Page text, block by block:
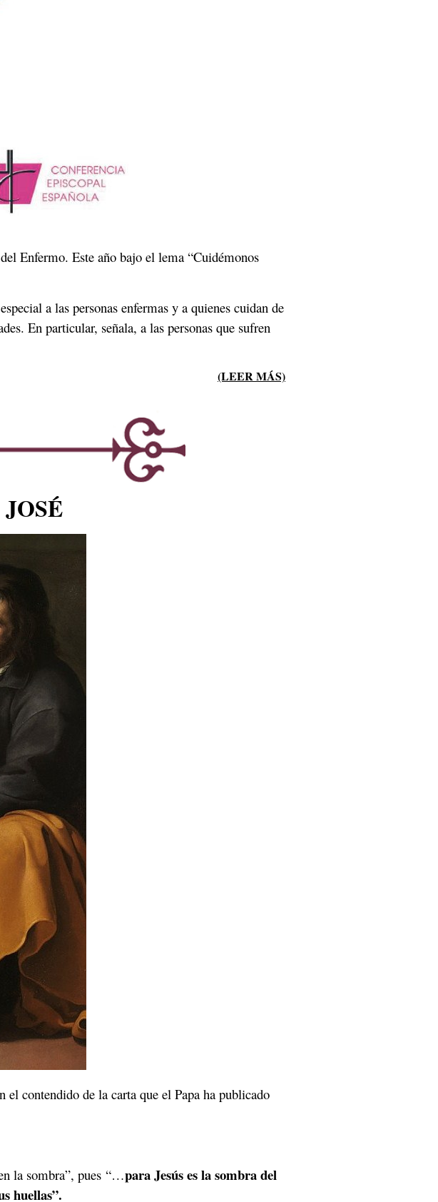
Enfermo. Este año bajo el lema “Cuidémonos
a las personas enfermas y a quienes cuidan de
En particular, señala, a las personas que sufren
(LEER MÁS)
el contendido de la carta que el Papa ha publicado
la sombra”, pues “…para Jesús es la sombra del
huellas”.